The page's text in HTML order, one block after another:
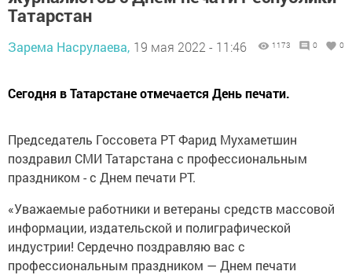
Татарстан
Зарема Насрулаева, 19 мая 2022 - 11:46 1173 0 0
Сегодня в Татарстане отмечается День печати.
Председатель Госсовета РТ Фарид Мухаметшин
поздравил СМИ Татарстана с профессиональным
праздником - с Днем печати РТ.
«Уважаемые работники и ветераны средств массовой
информации, издательской и полиграфической
индустрии! Сердечно поздравляю вас с
профессиональным праздником — Днем печати